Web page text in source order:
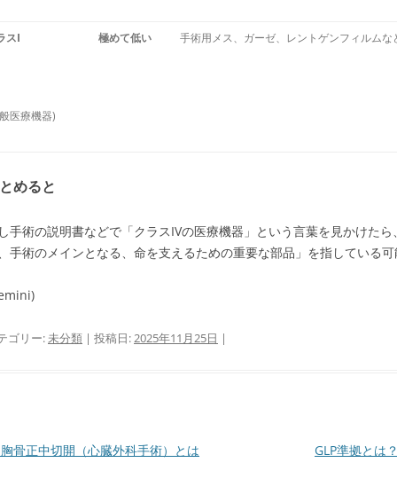
スI
医療機器)
極めて低い 手術用メス、ガーゼ、レントゲンフィルムな
めると
手術の説明書などで「クラスIVの医療機器」という言葉を見かけた
手術のメインとなる、命を支えるための重要な部品」を指している可
ゴリー:未分類 | 投稿日:2025年11月25日 |
胸骨正中切開（心臓外科手術）とは GLP準拠とは